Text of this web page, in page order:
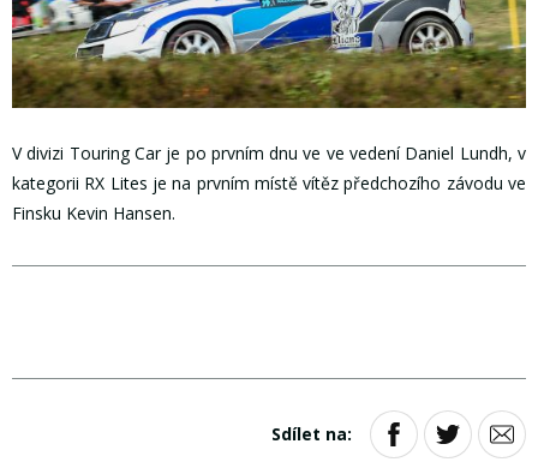
V divizi Touring Car je po prvním dnu ve ve vedení Daniel Lundh, v
kategorii RX Lites je na prvním místě vítěz předchozího závodu ve
Finsku Kevin Hansen.
Sdílet na: